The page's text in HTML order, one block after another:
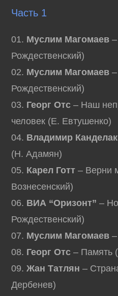
Часть 1
01. Муслим Магомаев
Рождественский)
02. Муслим Магомаев
Рождественский)
03. Георг Отс – Наш
человек (Е. Евтушенко)
04. Владимир
(Н. Адамян)
05. Карел Готт – Верни
Вознесенский)
06. ВИА “Оризонт” –
Рождественский)
07. Муслим Магомаев
08. Георг Отс – Память
09.Жан Татлян –
Дербенев)